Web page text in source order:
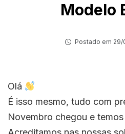
Modelo
Postado em 29/
Olá
É isso mesmo, tudo com
Novembro chegou e